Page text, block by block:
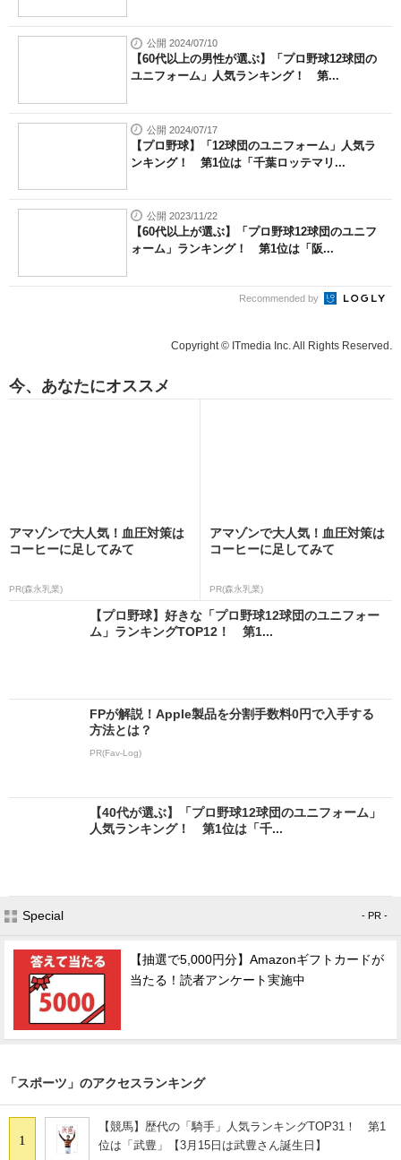
公開 2024/07/10
【60代以上の男性が選ぶ】「プロ野球12球団の
ユニフォーム」人気ランキング！ 第...
公開 2024/07/17
【プロ野球】「12球団のユニフォーム」人気ラ
ンキング！ 第1位は「千葉ロッテマリ...
公開 2023/11/22
【60代以上が選ぶ】「プロ野球12球団のユニフ
ォーム」ランキング！ 第1位は「阪...
Recommended by
Copyright © ITmedia Inc. All Rights Reserved.
今、あなたにオススメ
アマゾンで大人気！血圧対策は
コーヒーに足してみて
PR(森永乳業)
アマゾンで大人気！血圧対策は
コーヒーに足してみて
PR(森永乳業)
【プロ野球】好きな「プロ野球12球団のユニフォー
ム」ランキングTOP12！ 第1...
FPが解説！Apple製品を分割手数料0円で入手する
方法とは？
PR(Fav-Log)
【40代が選ぶ】「プロ野球12球団のユニフォーム」
人気ランキング！ 第1位は「千...
Special - PR -
【抽選で5,000円分】Amazonギフトカードが
当たる！読者アンケート実施中
「スポーツ」のアクセスランキング
1
【競馬】歴代の「騎手」人気ランキングTOP31！ 第1
位は「武豊」【3月15日は武豊さん誕生日】